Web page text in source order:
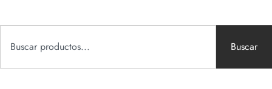
Buscar